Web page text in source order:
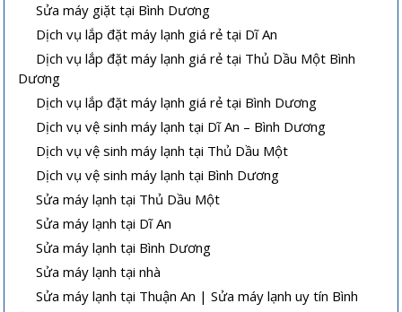
Sửa máy giặt tại Bình Dương
Dịch vụ lắp đặt máy lạnh giá rẻ tại Dĩ An
Dịch vụ lắp đặt máy lạnh giá rẻ tại Thủ Dầu Một Bình
Dương
Dịch vụ lắp đặt máy lạnh giá rẻ tại Bình Dương
Dịch vụ vệ sinh máy lạnh tại Dĩ An – Bình Dương
Dịch vụ vệ sinh máy lạnh tại Thủ Dầu Một
Dịch vụ vệ sinh máy lạnh tại Bình Dương
Sửa máy lạnh tại Thủ Dầu Một
Sửa máy lạnh tại Dĩ An
Sửa máy lạnh tại Bình Dương
Sửa máy lạnh tại nhà
Sửa máy lạnh tại Thuận An | Sửa máy lạnh uy tín Bình